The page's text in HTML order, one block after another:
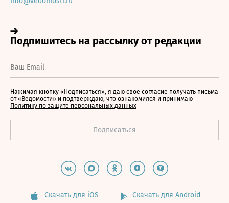
Нажимая кнопку «Подписаться», я даю свое согласие получать письма
от «Ведомости» и подтверждаю, что ознакомился и принимаю
Политику по защите персональных данных
Скачать для iOS Скачать для Android